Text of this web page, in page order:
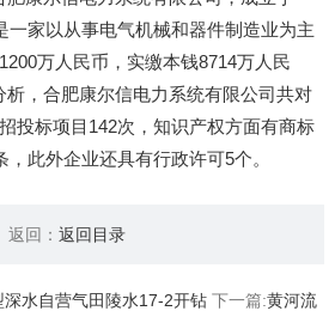
一家以从事电气机械和器件制造业为主
万人民币，实缴本钱8714万人民
，合肥康尔信电力系统有限公司共对
投标项目142次，知识产权方面有商标
此外企业还具有行政许可5个。
返回： 返回目录
水自营气田陵水17-2开钻 下一篇:黄河流